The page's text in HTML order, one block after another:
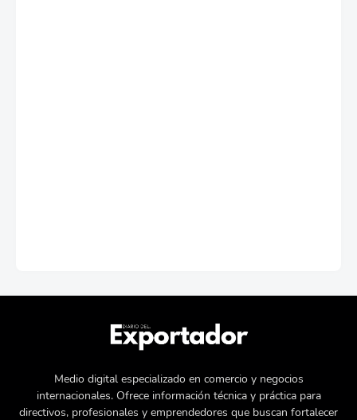
Medio digital especializado en comercio y negocios
internacionales. Ofrece información técnica y práctica para
directivos, profesionales y emprendedores que buscan fortalecer